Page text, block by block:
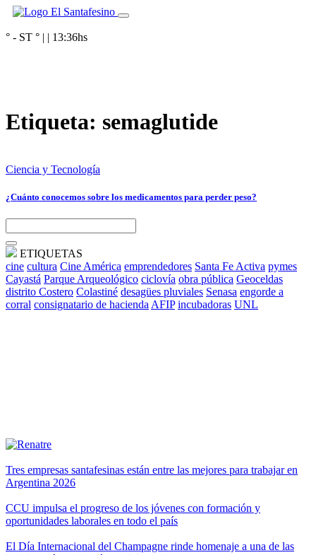
° - ST ° | | 13:36hs
Etiqueta: semaglutide
Ciencia y Tecnología
¿Cuánto conocemos sobre los medicamentos para perder peso?
ETIQUETAS
cine cultura Cine América emprendedores Santa Fe Activa pymes
Cayastá Parque Arqueológico ciclovía obra pública Geoceldas
distrito Costero Colastiné desagües pluviales Senasa engorde a
corral consignatario de hacienda AFIP incubadoras UNL
Tres empresas santafesinas están entre las mejores para trabajar en
Argentina 2026
CCU impulsa el progreso de los jóvenes con formación y
oportunidades laborales en todo el país
El Día Internacional del Champagne rinde homenaje a una de las